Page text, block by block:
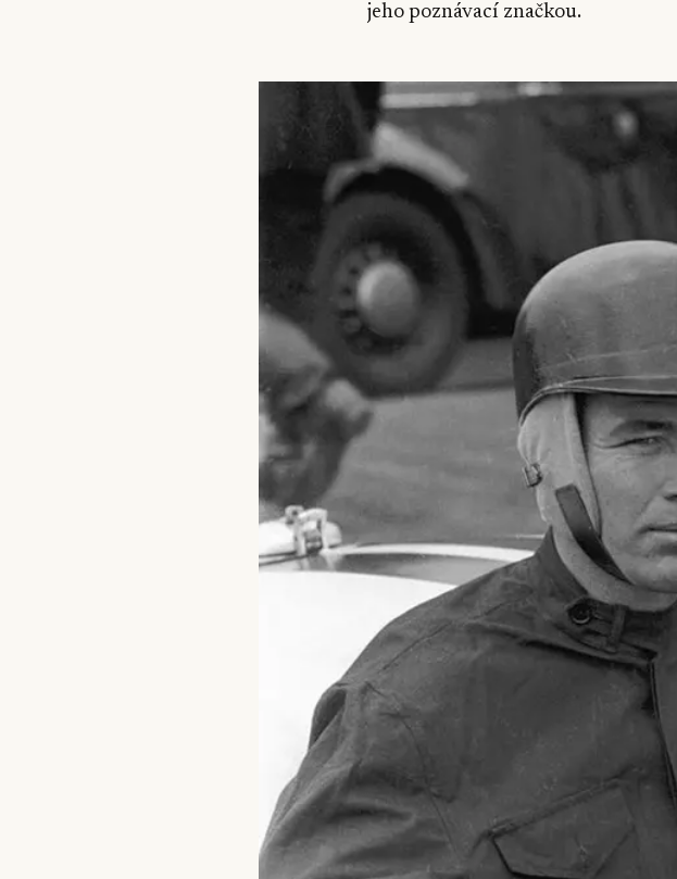
jeho poznávací značkou.